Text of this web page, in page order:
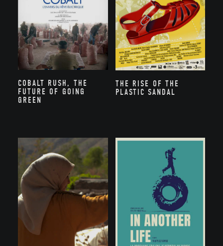
COBALT RUSH, THE
FUTURE OF GOING
GREEN
THE RISE OF THE
PLASTIC SANDAL